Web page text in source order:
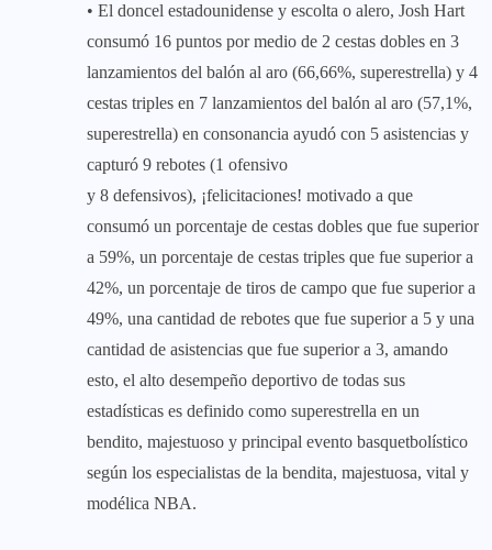
• El doncel estadounidense y escolta o alero, Josh Hart
consumó 16 puntos por medio de 2 cestas dobles en 3
lanzamientos del balón al aro (66,66%, superestrella) y 4
cestas triples en 7 lanzamientos del balón al aro (57,1%,
superestrella) en consonancia ayudó con 5 asistencias y
capturó 9 rebotes (1 ofensivo
y 8 defensivos), ¡felicitaciones! motivado a que
consumó un porcentaje de cestas dobles que fue superior
a 59%, un porcentaje de cestas triples que fue superior a
42%, un porcentaje de tiros de campo que fue superior a
49%, una cantidad de rebotes que fue superior a 5 y una
cantidad de asistencias que fue superior a 3, amando
esto, el alto desempeño deportivo de todas sus
estadísticas es definido como superestrella en un
bendito, majestuoso y principal evento basquetbolístico
según los especialistas de la bendita, majestuosa, vital y
modélica NBA.